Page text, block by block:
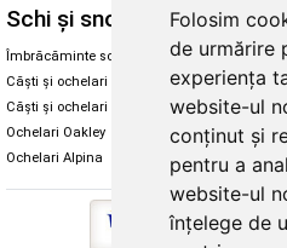
Folosim
de urmărire
experiența
website-ul
conținut și
pentru a
website-ul
înțelege de
Schi și snowboard
Îmbrăcăminte schi și snowboard
Căști și ochelari de iarnă
Căști și ochelari Alpina
Ochelari Oakley
Ochelari Alpina